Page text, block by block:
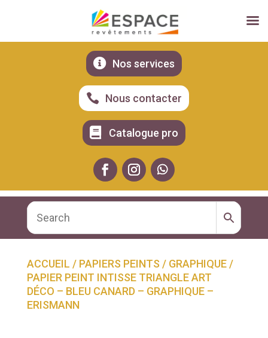
 Nos services
 Nous contacter
 Catalogue pro
ACCUEIL / PAPIERS PEINTS / GRAPHIQUE/
PAPIER PEINT INTISSE TRIANGLE ART
DÉCO – BLEU CANARD – GRAPHIQUE –
ERISMANN